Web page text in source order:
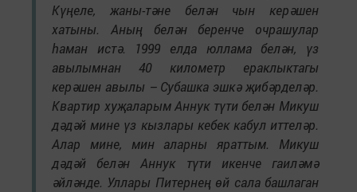
Күңеле, жаны-тәне белән чын керәшен
хатыны. Аның белән беренче очрашулар
һаман истә. 1999 елда юллама белән, үз
авылымнан 40 километр ераклыктагы
керәшен авылы – Субашка эшкә җибәрделәр.
Квартир хуҗаларым Аннук түти белән Микуш
дәдәй мине үз кызлары кебек кабул иттеләр.
Алар мине, мин аларны яраттым. Микуш
дәдәй белән Аннук түти икенче гаиләмә
әйләнде. Уллары Питернең өй сала башлаган